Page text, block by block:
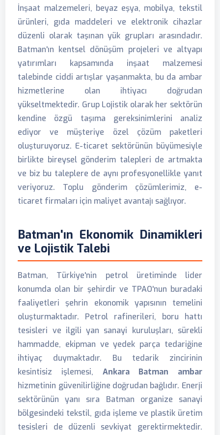
İnşaat malzemeleri, beyaz eşya, mobilya, tekstil
ürünleri, gıda maddeleri ve elektronik cihazlar
düzenli olarak taşınan yük grupları arasındadır.
Batman'ın kentsel dönüşüm projeleri ve altyapı
yatırımları kapsamında inşaat malzemesi
talebinde ciddi artışlar yaşanmakta, bu da ambar
hizmetlerine olan ihtiyacı doğrudan
yükseltmektedir. Grup Lojistik olarak her sektörün
kendine özgü taşıma gereksinimlerini analiz
ediyor ve müşteriye özel çözüm paketleri
oluşturuyoruz. E-ticaret sektörünün büyümesiyle
birlikte bireysel gönderim talepleri de artmakta
ve biz bu taleplere de aynı profesyonellikle yanıt
veriyoruz. Toplu gönderim çözümlerimiz, e-
ticaret firmaları için maliyet avantajı sağlıyor.
Batman'ın Ekonomik Dinamikleri
ve Lojistik Talebi
Batman, Türkiye'nin petrol üretiminde lider
konumda olan bir şehirdir ve TPAO'nun buradaki
faaliyetleri şehrin ekonomik yapısının temelini
oluşturmaktadır. Petrol rafinerileri, boru hattı
tesisleri ve ilgili yan sanayi kuruluşları, sürekli
hammadde, ekipman ve yedek parça tedariğine
ihtiyaç duymaktadır. Bu tedarik zincirinin
kesintisiz işlemesi, Ankara Batman ambar
hizmetinin güvenilirliğine doğrudan bağlıdır. Enerji
sektörünün yanı sıra Batman organize sanayi
bölgesindeki tekstil, gıda işleme ve plastik üretim
tesisleri de düzenli sevkiyat gerektirmektedir.